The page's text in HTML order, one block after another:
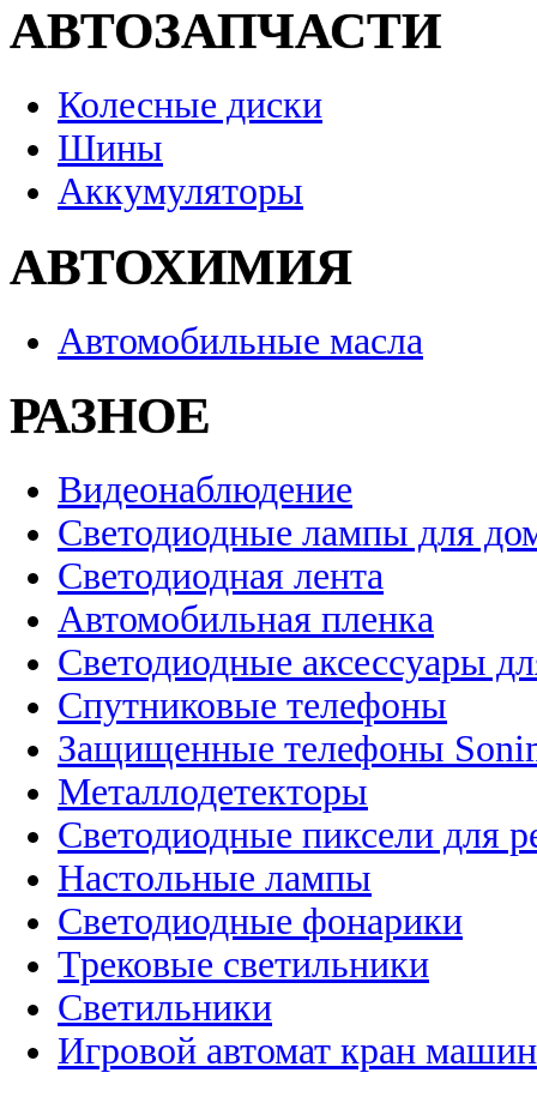
АВТОЗАПЧАСТИ
Колесные диски
Шины
Аккумуляторы
АВТОХИМИЯ
Автомобильные масла
РАЗНОЕ
Видеонаблюдение
Светодиодные лампы для
Светодиодная лента
Автомобильная пленка
Светодиодные аксессуары
Спутниковые телефоны
Защищенные телефоны
Металлодетекторы
Светодиодные пиксели для
Настольные лампы
Светодиодные фонарики
Трековые светильники
Светильники
Игровой автомат кран